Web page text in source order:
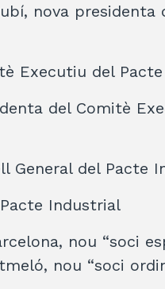
nova presidenta
Executiu del
del Comitè
General del Pacte
Industrial
nou “soci
nou “soci